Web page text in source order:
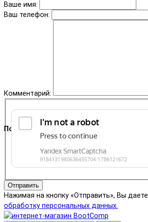
Поддержка
Ваше имя:
Ваш телефон:
Комментарий:
Отправить
Нажимая на кнопку «Отправить», Вы даете
обработку персональных данных.